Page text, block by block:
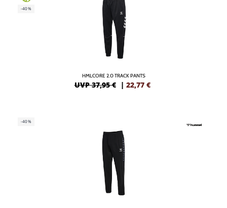
-40%
HMLCORE 2.0 TRACK PANTS
UVP 37,95 € | 22,77 €
-40%